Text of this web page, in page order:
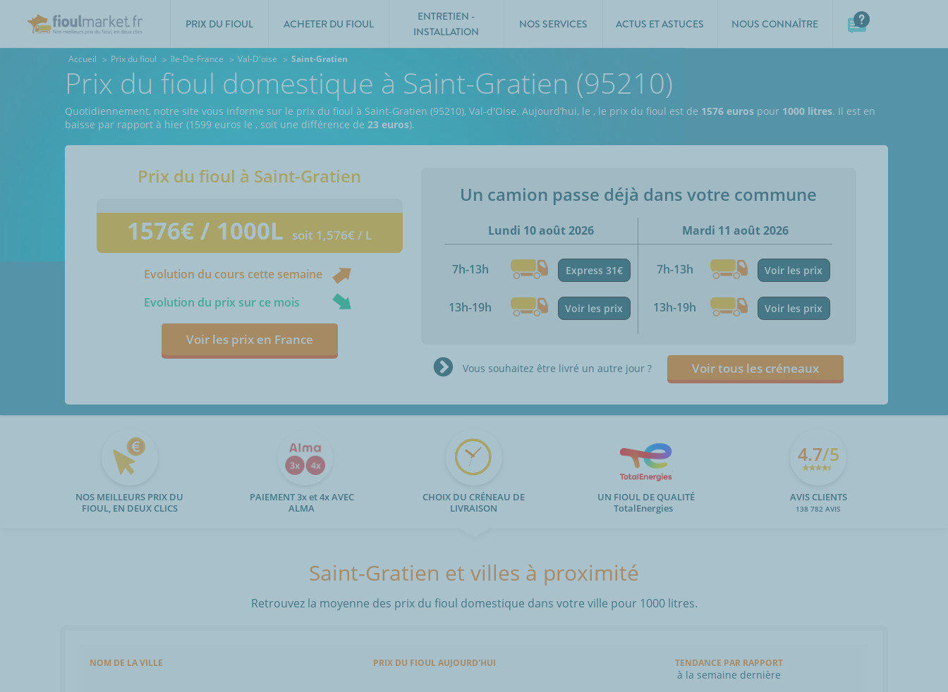
PRIX DU FIOUL ACHETER DU FIOUL
ENTRETIEN -
INSTALLATION
NOS SERVICES ACTUS ET ASTUCES NOUS CONNAÎTRE
Accueil Prix du fioul île-De-France Val-D'oise Saint-Gratien
Prix du fioul domestique à Saint-Gratien (95210)
Quotidiennement, notre site vous informe sur le prix du fioul à Saint-Gratien (95210), Val-d'Oise. Aujourd’hui, le , le prix du fioul est de 1576 euros pour 1000 litres. Il est en
baisse par rapport à hier (1599 euros le , soit une différence de 23 euros).
Prix du fioul à Saint-Gratien
1576€ / 1000L soit 1,576€ / L
Evolution du cours cette semaine
Evolution du prix sur ce mois
Voir les prix en France
Un camion passe déjà dans votre commune
Lundi 10 août 2026
7h-13h Express 31€
13h-19h Voir les prix
Mardi 11 août 2026
7h-13h Voir les prix
13h-19h Voir les prix
Vous souhaitez être livré un autre jour ? Voir tous les créneaux
NOS MEILLEURS PRIX DU
FIOUL, EN DEUX CLICS
PAIEMENT 3x et 4x AVEC
ALMA
CHOIX DU CRÉNEAU DE
LIVRAISON
UN FIOUL DE QUALITÉ
TotalEnergies
4.7/5
AVIS CLIENTS
138 782 AVIS
Saint-Gratien et villes à proximité
Retrouvez la moyenne des prix du fioul domestique dans votre ville pour 1000 litres.
NOM DE LA VILLE PRIX DU FIOUL AUJOURD'HUI TENDANCE PAR RAPPORT
à la semaine dernière